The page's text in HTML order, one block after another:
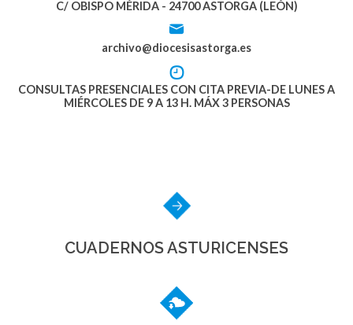
C/ OBISPO MÉRIDA - 24700 ASTORGA (LEÓN)
archivo@diocesisastorga.es
CONSULTAS PRESENCIALES CON CITA PREVIA-DE LUNES A
MIÉRCOLES DE 9 A 13 H. MÁX 3 PERSONAS
CUADERNOS ASTURICENSES